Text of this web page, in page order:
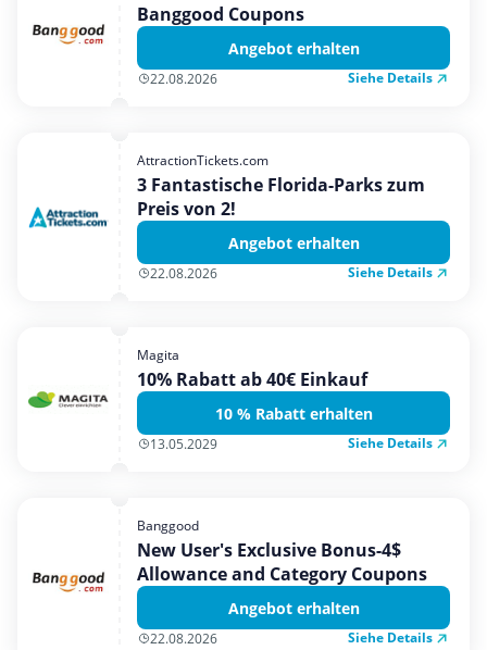
Banggood Coupons
Angebot erhalten
22.08.2026 Siehe Details
AttractionTickets.com
3 Fantastische Florida-Parks zum
Preis von 2!
Angebot erhalten
22.08.2026 Siehe Details
Magita
10% Rabatt ab 40€ Einkauf
10 % Rabatt erhalten
13.05.2029 Siehe Details
Banggood
New User's Exclusive Bonus-4$
Allowance and Category Coupons
Angebot erhalten
22.08.2026 Siehe Details